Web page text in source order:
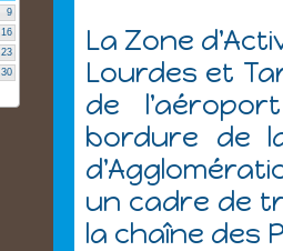
9
16
23
30
La Zone
Lourdes et
de
bordure de
un cadre de
la chaîne des